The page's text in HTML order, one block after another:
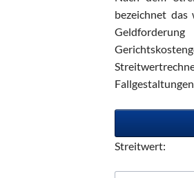
bezeichnet
Streitwert: